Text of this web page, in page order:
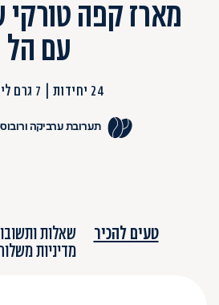
מארז קפה טורקי
עם הל
24 יחידות 7 גרם ליחידה
תערובת ערביקה
טעים להכיר שאלות
מדיניות